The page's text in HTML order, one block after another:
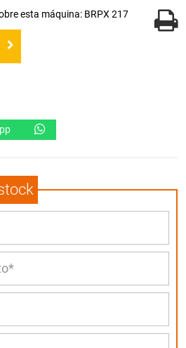
esta máquina: BRPX 217